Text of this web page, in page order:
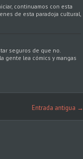
continuamos con esta
de esta paradoja cultural,
seguros de que no.
gente lea cómics y mangas
Entrada antigua →